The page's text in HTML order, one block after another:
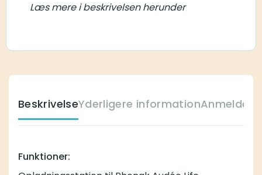
Læs mere i beskrivelsen herunder
BeskrivelseYderligere information
Funktioner: